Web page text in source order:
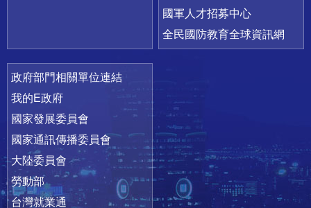
國軍人才招募中心
全民國防教育全球資訊網
政府部門相關單位連結
我的E政府
國家發展委員會
國家通訊傳播委員會
大陸委員會
勞動部
台灣就業通